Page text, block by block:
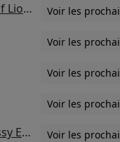
Centre Sportif Lionel Terray Voir les
Voir les
Voir les
Voir les
Galvani / Massy Europe Voir les